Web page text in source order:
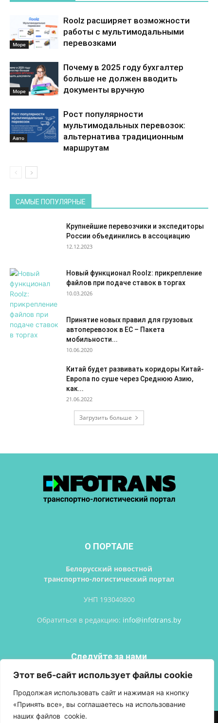
Этот веб-сайт использует файлы cookie
Продолжая использовать сайт и нажимая на кнопку
«Принять все», вы соглашаетесь на использование
наших файлов cookie.
Море
Roolz расширяет возможности
работы с мультимодальными
перевозками
Море
Почему в 2025 году бухгалтер
больше не должен вводить
документы вручную
Авто
Рост популярности
мультимодальных перевозок:
альтернатива традиционным
маршрутам
САМЫЕ ПОПУЛЯРНЫЕ
Крупнейшие перевозчики и экспедиторы
России объединились в ассоциацию
12.12.2023
Новый функционал Roolz: прикрепление
файлов при подаче ставок в торгах
10.03.2026
Принятие новых правил для грузовых
автоперевозок в ЕС – Пакета
мобильности...
10.06.2020
Китай будет развивать коридоры Китай-
Европа по суше через Среднюю Азию,
как...
21.06.2022
Загрузить больше
О ПОРТАЛЕ
Белорусский новостной
транспортно-логистический портал
УНП 193040800
Обратиться в редакцию: info@infotrans.bу
Следуйте за нами